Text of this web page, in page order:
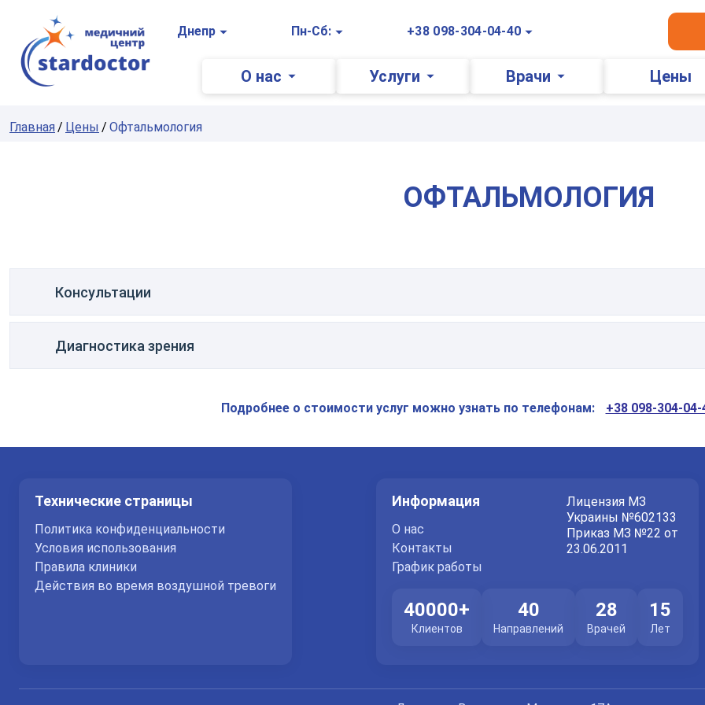
Главная
Днепр
Пн-Сб: +38 098-304-04-40
О нас Услуги Врачи Цены
Главная Цены Офтальмология
ОФТАЛЬМОЛОГИЯ
Консультации
Консультация офтальмолога
Диагностика зрения
Подробнее о стоимости услуг можно узнать по телефонам: +38 098-304-04-
Технические страницы
Политика конфиденциальности
Условия использования
Правила клиники
Действия во время воздушной тревоги
Информация
О нас
Контакты
График работы
Лицензия МЗ
Украины №602133
Приказ МЗ №22 от
23.06.2011
40000+
Клиентов
40
Направлений
28
Врачей
15
Лет
Отправляя данные я даю согласие на
обработку персональных
Спасибо!
Мы получили ваше обращение.